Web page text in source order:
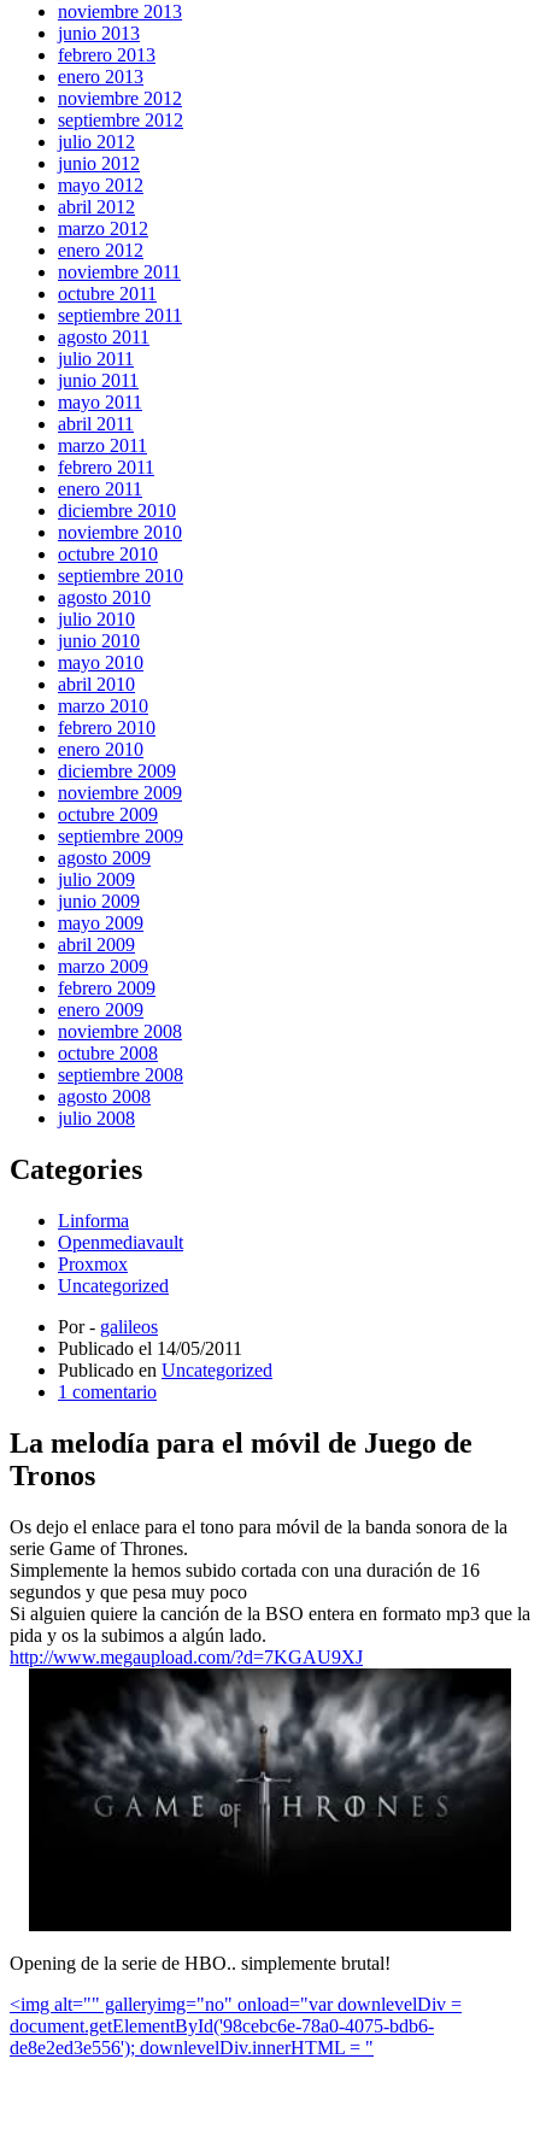
noviembre 2013
junio 2013
febrero 2013
enero 2013
noviembre 2012
septiembre 2012
julio 2012
junio 2012
mayo 2012
abril 2012
marzo 2012
enero 2012
noviembre 2011
octubre 2011
septiembre 2011
agosto 2011
julio 2011
junio 2011
mayo 2011
abril 2011
marzo 2011
febrero 2011
enero 2011
diciembre 2010
noviembre 2010
octubre 2010
septiembre 2010
agosto 2010
julio 2010
junio 2010
mayo 2010
abril 2010
marzo 2010
febrero 2010
enero 2010
diciembre 2009
noviembre 2009
octubre 2009
septiembre 2009
agosto 2009
julio 2009
junio 2009
mayo 2009
abril 2009
marzo 2009
febrero 2009
enero 2009
noviembre 2008
octubre 2008
septiembre 2008
agosto 2008
julio 2008
Categories
Linforma
Openmediavault
Proxmox
Uncategorized
Por - galileos
Publicado el 14/05/2011
Publicado en Uncategorized
1 comentario
La melodía para el móvil de Juego de
Tronos
Os dejo el enlace para el tono para móvil de la banda sonora de la
serie Game of Thrones.
Simplemente la hemos subido cortada con una duración de 16
segundos y que pesa muy poco
Si alguien quiere la canción de la BSO entera en formato mp3 que la
pida y os la subimos a algún lado.
http://www.megaupload.com/?d=7KGAU9XJ
Opening de la serie de HBO.. simplemente brutal!
<img alt="" galleryimg="no" onload="var downlevelDiv =
document.getElementById('98cebc6e-78a0-4075-bdb6-
de8e2ed3e556'); downlevelDiv.innerHTML = "